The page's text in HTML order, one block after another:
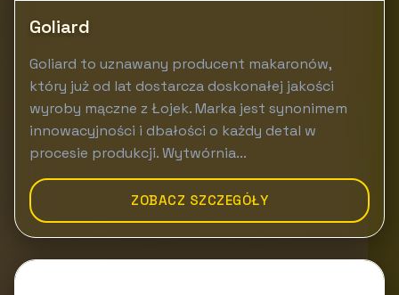
Goliard
Goliard to uznawany producent makaronów,
który już od lat dostarcza doskonałej jakości
wyroby mączne z Łojek. Marka jest synonimem
innowacyjności i dbałości o każdy detal w
procesie produkcji. Wytwórnia...
ZOBACZ SZCZEGÓŁY